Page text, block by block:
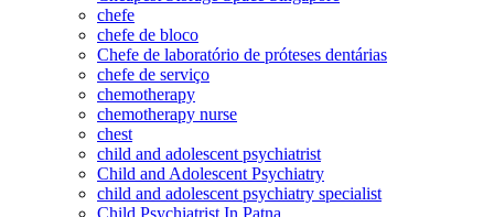
chefe
chefe de bloco
Chefe de laboratório de próteses dentárias
chefe de serviço
chemotherapy
chemotherapy nurse
chest
child and adolescent psychiatrist
Child and Adolescent Psychiatry
child and adolescent psychiatry specialist
Child Psychiatrist In Patna